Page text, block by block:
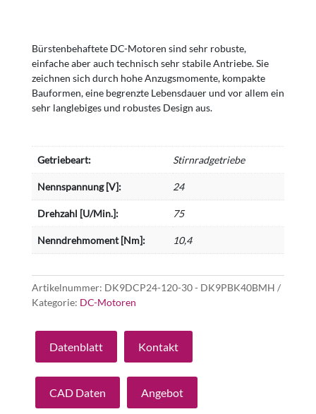
Bürstenbehaftete DC-Motoren sind sehr robuste,
einfache aber auch technisch sehr stabile Antriebe. Sie
zeichnen sich durch hohe Anzugsmomente, kompakte
Bauformen, eine begrenzte Lebensdauer und vor allem ein
sehr langlebiges und robustes Design aus.
Getriebeart: Stirnradgetriebe
Nennspannung [V]: 24
Drehzahl [U/Min.]: 75
Nenndrehmoment [Nm]: 10,4
Artikelnummer: DK9DCP24-120-30 - DK9PBK40BMH
Kategorie: DC-Motoren
Datenblatt Kontakt
CAD Daten Angebot